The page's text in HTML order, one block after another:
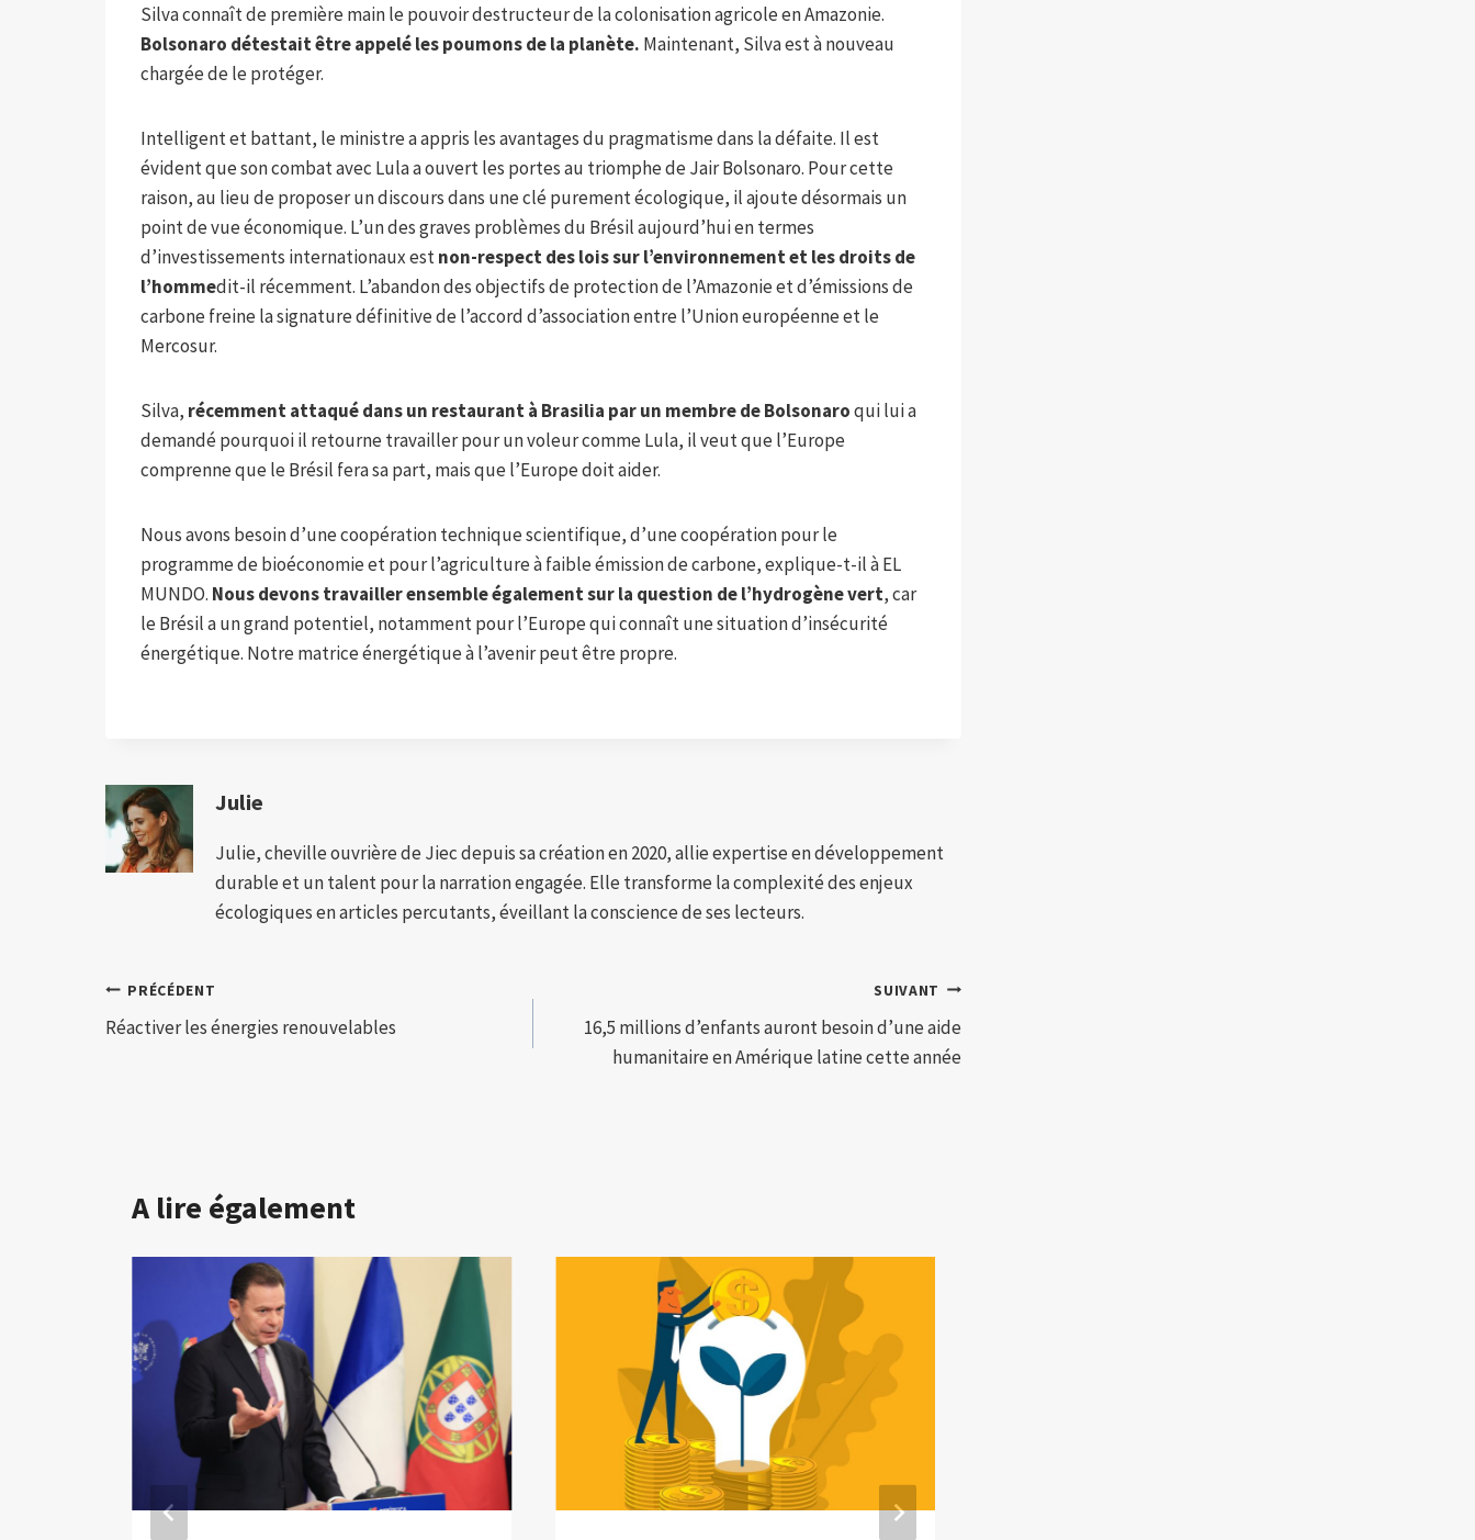
Silva connaît de première main le pouvoir destructeur de la colonisation agricole en Amazonie.
Bolsonaro détestait être appelé les poumons de la planète. Maintenant, Silva est à nouveau
chargée de le protéger.
Intelligent et battant, le ministre a appris les avantages du pragmatisme dans la défaite. Il est
évident que son combat avec Lula a ouvert les portes au triomphe de Jair Bolsonaro. Pour cette
raison, au lieu de proposer un discours dans une clé purement écologique, il ajoute désormais un
point de vue économique. L’un des graves problèmes du Brésil aujourd’hui en termes
d’investissements internationaux estnon-respect des lois sur l’environnement et les droits de
l’hommedit-il récemment. L’abandon des objectifs de protection de l’Amazonie et d’émissions de
carbone freine la signature définitive de l’accord d’association entre l’Union européenne et le
Mercosur.
Silva, récemment attaqué dans un restaurant à Brasilia par un membre de Bolsonaroqui lui a
demandé pourquoi il retourne travailler pour un voleur comme Lula, il veut que l’Europe
comprenne que le Brésil fera sa part, mais que l’Europe doit aider.
Nous avons besoin d’une coopération technique scientifique, d’une coopération pour le
programme de bioéconomie et pour l’agriculture à faible émission de carbone, explique-t-il à EL
MUNDO. Nous devons travailler ensemble également sur la question de l’hydrogène vert, car
le Brésil a un grand potentiel, notamment pour l’Europe qui connaît une situation d’insécurité
énergétique. Notre matrice énergétique à l’avenir peut être propre.
Julie
Julie, cheville ouvrière de Jiec depuis sa création en 2020, allie expertise en développement
durable et un talent pour la narration engagée. Elle transforme la complexité des enjeux
écologiques en articles percutants, éveillant la conscience de ses lecteurs.
Navigation
de
PRÉCÉDENT
Réactiver les énergies renouvelables
SUIVANT
16,5 millions d’enfants auront besoin d’une aide
humanitaire en Amérique latine cette année
A lire également